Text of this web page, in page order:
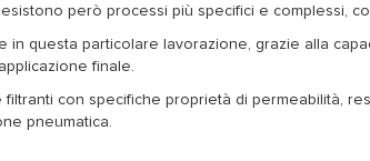
però processi più specifici e complessi,
questa particolare lavorazione, grazie alla
finale.
con specifiche proprietà di permeabilità,
pneumatica.